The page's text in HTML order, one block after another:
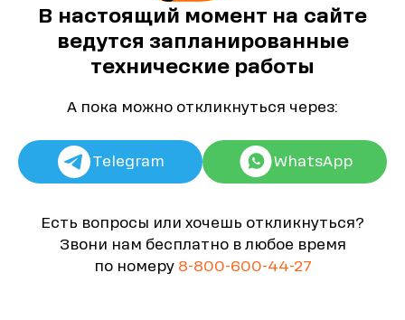
В настоящий момент на сайте
ведутся запланированные
технические работы
А пока можно откликнуться через:
Telegram WhatsApp
Есть вопросы или хочешь откликнуться?
Звони нам бесплатно в любое время
по номеру 8-800-600-44-27